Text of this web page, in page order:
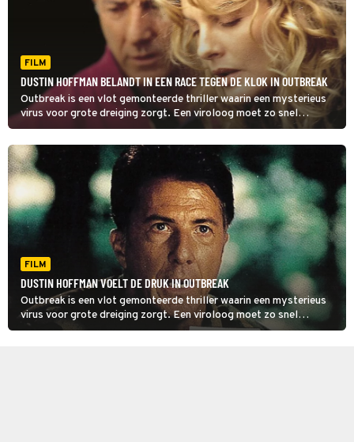
FILM
DUSTIN HOFFMAN BELANDT IN EEN RACE TEGEN DE KLOK IN OUTBREAK
Outbreak is een vlot gemonteerde thriller waarin een mysterieus
virus voor grote dreiging zorgt. Een viroloog moet zo snel
mogelijk een manier vinden om het virus te isoleren.
FILM
DUSTIN HOFFMAN VOELT DE DRUK IN OUTBREAK
Outbreak is een vlot gemonteerde thriller waarin een mysterieus
virus voor grote dreiging zorgt. Een viroloog moet zo snel
mogelijk een manier vinden om het virus te isoleren.